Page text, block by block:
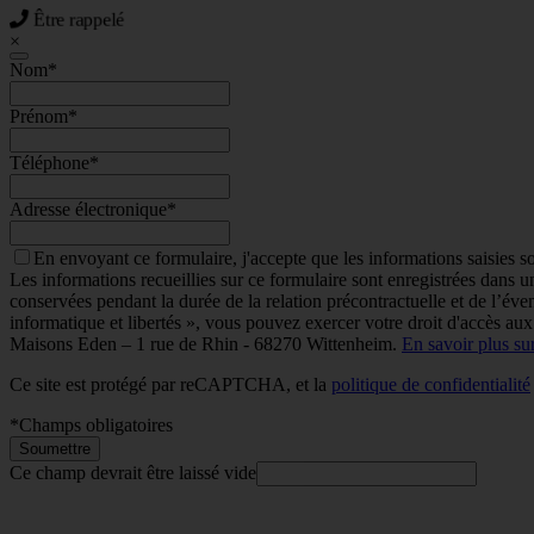
Être rappelé
×
Nom*
Prénom*
Téléphone*
Adresse électronique*
En envoyant ce formulaire, j'accepte que les informations saisies
Les informations recueillies sur ce formulaire sont enregistrées dans
conservées pendant la durée de la relation précontractuelle et de
informatique et libertés », vous pouvez exercer votre droit d'accès
Maisons Eden – 1 rue de Rhin - 68270 Wittenheim. En savoir plus
Ce site est protégé par reCAPTCHA, et la politique de confidentialité
*Champs obligatoires
Soumettre
Ce champ devrait être laissé vide